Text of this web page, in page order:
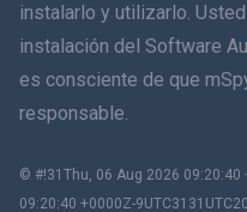
Ελληνικά
Tiếng Việt
instalarlo y utilizarlo.
instalación del Software
es consciente de que
responsable.
© #!31Thu, 06 Aug 2026
09:20:40 +0000Z-